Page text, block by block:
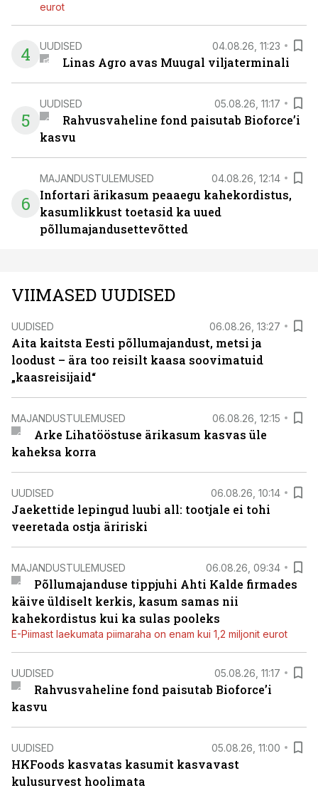
eurot
4 UUDISED 04.08.26, 11:23
Linas Agro avas Muugal viljaterminali
5
UUDISED 05.08.26, 11:17
Rahvusvaheline fond paisutab Bioforce’i
kasvu
6
MAJANDUSTULEMUSED 04.08.26, 12:14
Infortari ärikasum peaaegu kahekordistus,
kasumlikkust toetasid ka uued
põllumajandusettevõtted
VIIMASED UUDISED
UUDISED 06.08.26, 13:27
Aita kaitsta Eesti põllumajandust, metsi ja
loodust – ära too reisilt kaasa soovimatuid
„kaasreisijaid“
MAJANDUSTULEMUSED 06.08.26, 12:15
Arke Lihatööstuse ärikasum kasvas üle
kaheksa korra
UUDISED 06.08.26, 10:14
Jaekettide lepingud luubi all: tootjale ei tohi
veeretada ostja äririski
MAJANDUSTULEMUSED 06.08.26, 09:34
Põllumajanduse tippjuhi Ahti Kalde firmades
käive üldiselt kerkis, kasum samas nii
kahekordistus kui ka sulas pooleks
E-Piimast laekumata piimaraha on enam kui 1,2 miljonit eurot
UUDISED 05.08.26, 11:17
Rahvusvaheline fond paisutab Bioforce’i
kasvu
UUDISED 05.08.26, 11:00
HKFoods kasvatas kasumit kasvavast
kulusurvest hoolimata